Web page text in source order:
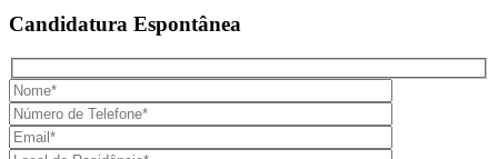
Candidatura Espontânea